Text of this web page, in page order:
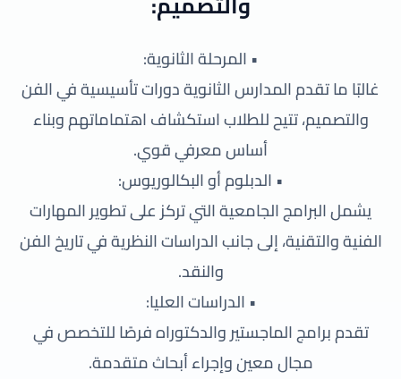
• المرحلة الثانوية:
غالبًا ما تقدم المدارس الثانوية دورات تأسيسية في الفن
والتصميم، تتيح للطلاب استكشاف اهتماماتهم وبناء
أساس معرفي قوي.
• الدبلوم أو البكالوريوس:
يشمل البرامج الجامعية التي تركز على تطوير المهارات
الفنية والتقنية، إلى جانب الدراسات النظرية في تاريخ الفن
والنقد.
• الدراسات العليا:
تقدم برامج الماجستير والدكتوراه فرصًا للتخصص في
مجال معين وإجراء أبحاث متقدمة.